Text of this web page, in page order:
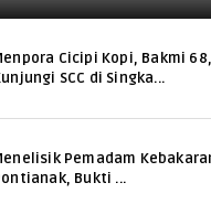
Cicipi Kopi, Bakmi
SCC di Singka...
Pemadam
Bukti ...